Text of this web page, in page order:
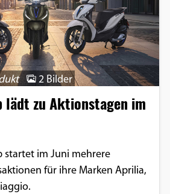
2 Bilder
lädt zu Aktionstagen im
startet im Juni mehrere
für ihre Marken Aprilia,